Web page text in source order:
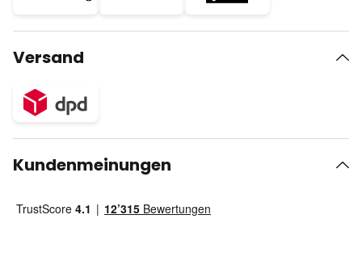
Versand
Kundenmeinungen